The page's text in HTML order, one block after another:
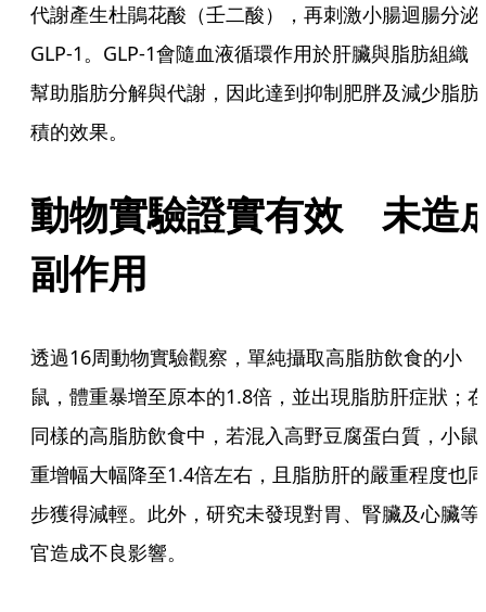
代謝產生杜鵑花酸（壬二酸），再刺激小腸迴腸分泌
GLP-1。GLP-1會隨血液循環作用於肝臟與脂肪組織
幫助脂肪分解與代謝，因此達到抑制肥胖及減少脂肪
積的效果。
動物實驗證實有效　未造
副作用
透過16周動物實驗觀察，單純攝取高脂肪飲食的小
鼠，體重暴增至原本的1.8倍，並出現脂肪肝症狀；在
同樣的高脂肪飲食中，若混入高野豆腐蛋白質，小鼠
重增幅大幅降至1.4倍左右，且脂肪肝的嚴重程度也同
步獲得減輕。此外，研究未發現對胃、腎臟及心臟等
官造成不良影響。